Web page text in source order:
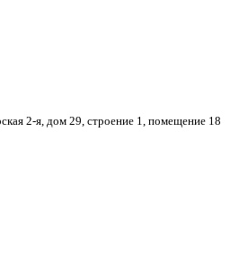
2-я, дом 29, строение 1, помещение 18